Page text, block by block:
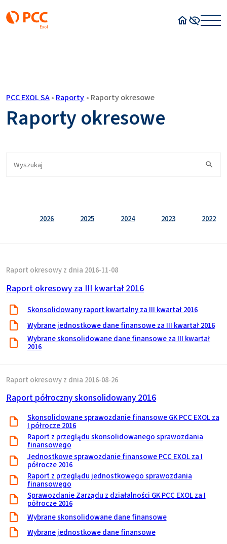
PCC EXOL SA• Raporty • Raporty okresowe
Raporty okresowe
2026 2025 2024 2023 2022
Raport okresowy z dnia 2016-11-08
Raport okresowy za III kwartał 2016
Skonsolidowany raport kwartalny za III kwartał 2016
Wybrane jednostkowe dane finansowe za III kwartał 2016
Wybrane skonsolidowane dane finansowe za III kwartał
2016
Raport okresowy z dnia 2016-08-26
Raport półroczny skonsolidowany 2016
Skonsolidowane sprawozdanie finansowe GK PCC EXOL za
I półrocze 2016
Raport z przeglądu skonsolidowanego sprawozdania
finansowego
Jednostkowe sprawozdanie finansowe PCC EXOL za I
półrocze 2016
Raport z przeglądu jednostkowego sprawozdania
finansowego
Sprawozdanie Zarządu z działalności GK PCC EXOL za I
półrocze 2016
Wybrane skonsolidowane dane finansowe
Wybrane jednostkowe dane finansowe